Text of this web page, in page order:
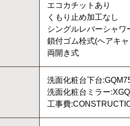
エコカチットあり
くもり止め加工なし
シングルレバーシャワ
鎖付ゴム栓式(ヘアキ
両開き式
洗面化粧台下台
洗面化粧台ミラー
工事費